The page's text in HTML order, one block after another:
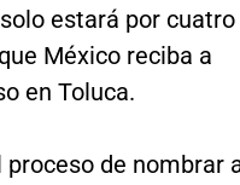
estará por cuatro
México reciba a
en Toluca.
proceso de nombrar